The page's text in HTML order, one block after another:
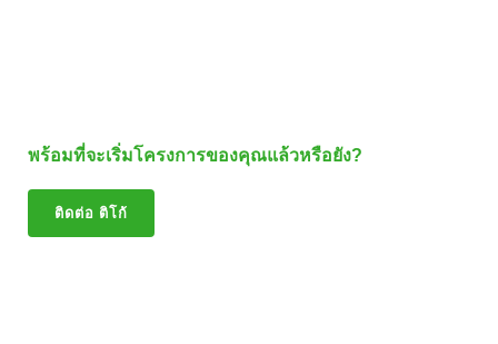
พร้อมที่จะเริ่มโครงการของคุณแล้วหรือยัง?
ติดต่อ ติโก้